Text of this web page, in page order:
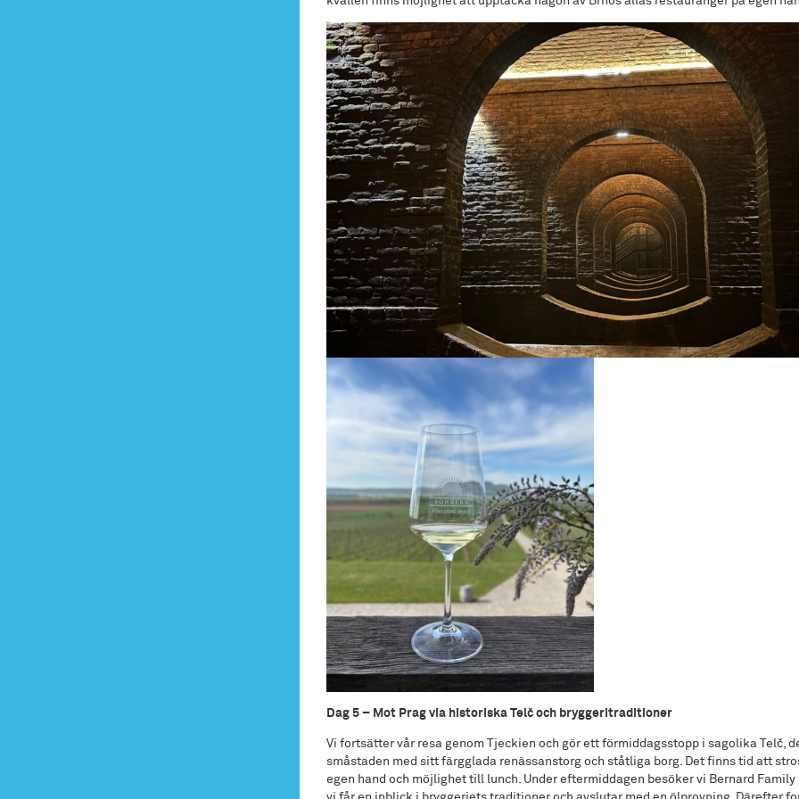
Dag 5 – Mot Prag via historiska Telč och bryggeritraditioner
Vi fortsätter vår resa genom Tjeckien och gör ett förmiddagsstopp i sagolika Telč,
småstaden med sitt färgglada renässanstorg och ståtliga borg. Det finns tid att
egen hand och möjlighet till lunch. Under eftermiddagen besöker vi Bernard Family